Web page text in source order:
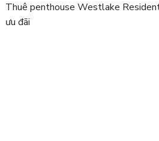
Thuê penthouse Westlake
ưu đãi